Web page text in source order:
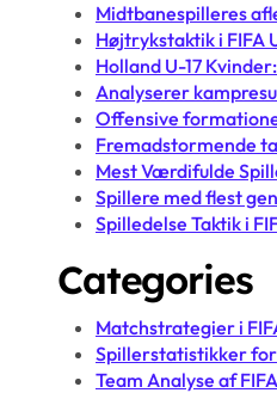
Midtbanespilleres
Højtrykstaktik i FIFA
Holland U-17
Analyserer
Offensive
Fremadstormende
Mest Værdifulde
Spillere med flest
Spilledelse Taktik i
Categories
Matchstrategier i
Spillerstatistikker for
Team Analyse af